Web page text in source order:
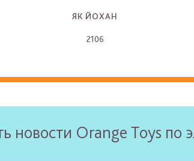
ЯК ЙОХАН
2106
новости Orange Toys по